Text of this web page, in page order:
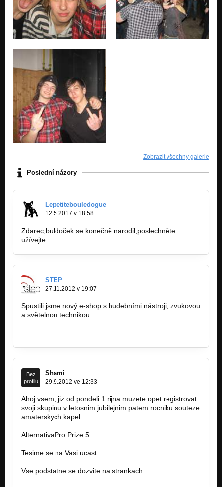
Zobrazit všechny galerie
Poslední názory
Lepetitebouledogue
12.5.2017 v 18:58
Zdarec,buldoček se konečně narodil,poslechněte
užívejte
STEP
27.11.2012 v 19:07
Spustili jsme nový e-shop s hudebními nástroji, zvukovou
a světelnou technikou....
Bez
profilu
Shami
29.9.2012 ve 12:33
Ahoj vsem, jiz od pondeli 1.rijna muzete opet registrovat
svoji skupinu v letosnim jubilejnim patem rocniku souteze
amaterskych kapel
AlternativaPro Prize 5.
Tesime se na Vasi ucast.
Vse podstatne se dozvite na strankach